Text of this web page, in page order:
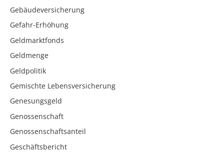
Gebäudeversicherung
Gefahr-Erhöhung
Geldmarktfonds
Geldmenge
Geldpolitik
Gemischte Lebensversicherung
Genesungsgeld
Genossenschaft
Genossenschaftsanteil
Geschäftsbericht